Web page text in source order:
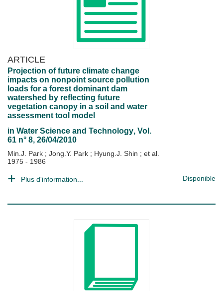
ARTICLE
Projection of future climate change
impacts on nonpoint source pollution
loads for a forest dominant dam
watershed by reflecting future
vegetation canopy in a soil and water
assessment tool model
in Water Science and Technology, Vol.
61 n° 8, 26/04/2010
Min.J. Park ; Jong.Y. Park ; Hyung.J. Shin ; et al.
1975 - 1986
Plus d'information... Disponible